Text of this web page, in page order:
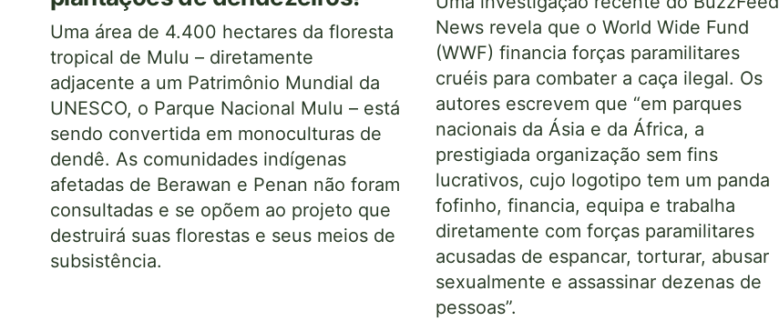
Uma área de 4.400 hectares da floresta
tropical de Mulu – diretamente
adjacente a um Patrimônio Mundial da
UNESCO, o Parque Nacional Mulu – está
sendo convertida em monoculturas de
dendê. As comunidades indígenas
afetadas de Berawan e Penan não foram
consultadas e se opõem ao projeto que
destruirá suas florestas e seus meios de
subsistência.
News revela que o World Wide Fund
(WWF) financia forças paramilitares
cruéis para combater a caça ilegal. Os
autores escrevem que “em parques
nacionais da Ásia e da África, a
prestigiada organização sem fins
lucrativos, cujo logotipo tem um panda
fofinho, financia, equipa e trabalha
diretamente com forças paramilitares
acusadas de espancar, torturar, abusar
sexualmente e assassinar dezenas de
pessoas”.